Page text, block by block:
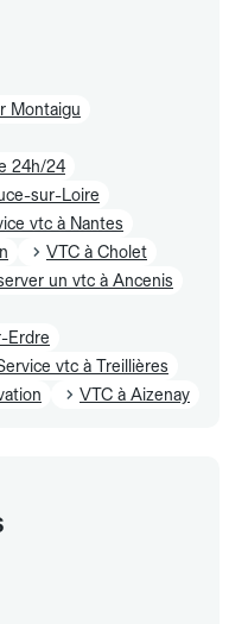
Montaigu
24h/24
sur-Loire
vtc à Nantes
VTC à Cholet
un vtc à Ancenis
Erdre
vtc à Treillières
VTC à Aizenay